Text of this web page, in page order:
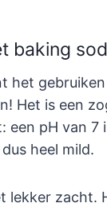
baking
het
Het is een
pH van 7
heel mild.
zacht.